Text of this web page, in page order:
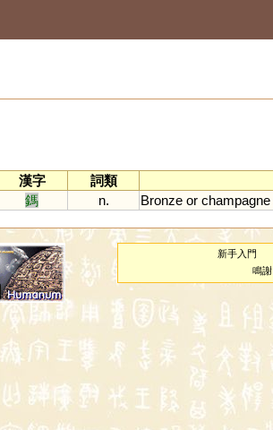
漢字
詞類
鎷
n. Bronze or champagne
新手入門
鳴謝